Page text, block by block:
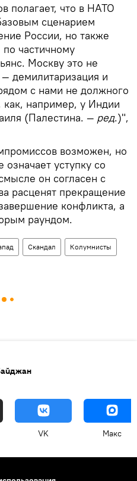
полагает, что в НАТО
сценарием
России, но также
частичному
Москву это не
— демилитаризация и
с нами не должного
как, например, у Индии
(Палестина. — ред.)",
возможен, но
уступку со
он согласен с
расценят прекращение
конфликта, а
раундом.
Скандал Колумнисты
VK Макс